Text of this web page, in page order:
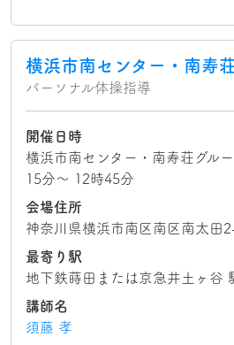
横浜市南センター・南寿
パーソナル体操指導
開催日時
横浜市南センター・南寿荘グ
15分～ 12時45分
会場住所
神奈川県横浜市南区南区南太田
最寄り駅
地下鉄蒔田または京急井土ヶ谷
講師名
須藤 孝